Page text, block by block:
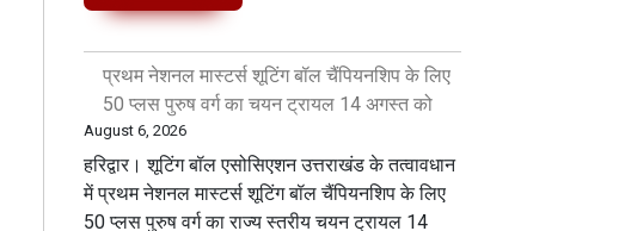
प्रथम नेशनल मास्टर्स शूटिंग बॉल चैंपियनशिप के लिए
50 प्लस पुरुष वर्ग का चयन ट्रायल 14 अगस्त को
August 6, 2026
हरिद्वार। शूटिंग बॉल एसोसिएशन उत्तराखंड के तत्वावधान
में प्रथम नेशनल मास्टर्स शूटिंग बॉल चैंपियनशिप के लिए
50 प्लस पुरुष वर्ग का राज्य स्तरीय चयन ट्रायल 14